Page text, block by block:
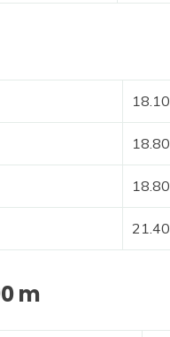
18.10
18.80
18.80
21.40
m